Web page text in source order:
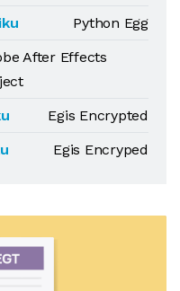
Python Egg
After Effects
Egis Encrypted
Egis Encryped